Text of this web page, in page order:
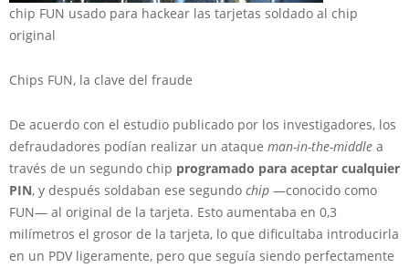
chip FUN usado para hackear las tarjetas soldado al chip
original
Chips FUN, la clave del fraude
De acuerdo con el estudio publicado por los investigadores, los
defraudadores podían realizar un ataque man-in-the-middle a
través de un segundo chip programado para aceptar cualquier
PIN, y después soldaban ese segundo chip —conocido como
FUN— al original de la tarjeta. Esto aumentaba en 0,3
milímetros el grosor de la tarjeta, lo que dificultaba introducirla
en un PDV ligeramente, pero que seguía siendo perfectamente